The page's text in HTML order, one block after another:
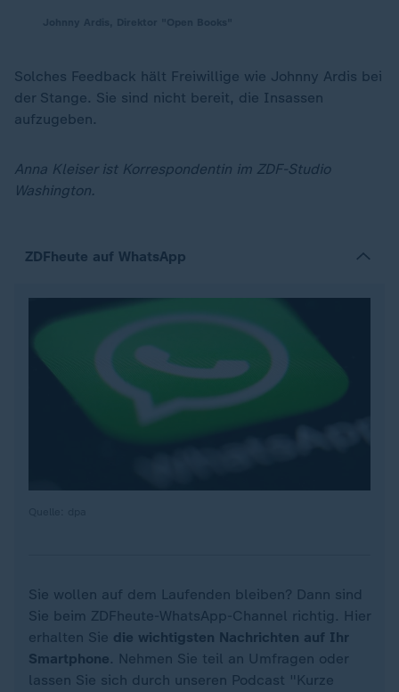
Solches Feedback hält Freiwillige wie Johnny Ardis bei
der Stange. Sie sind nicht bereit, die Insassen
aufzugeben.
Anna Kleiser ist Korrespondentin im ZDF-Studio
Washington.
ZDFheute auf WhatsApp
Sie wollen auf dem Laufenden bleiben? Dann sind
Sie beim ZDFheute-WhatsApp-Channel richtig. Hier
erhalten Sie die wichtigsten Nachrichten auf Ihr
Smartphone. Nehmen Sie teil an Umfragen oder
lassen Sie sich durch unseren Podcast "Kurze